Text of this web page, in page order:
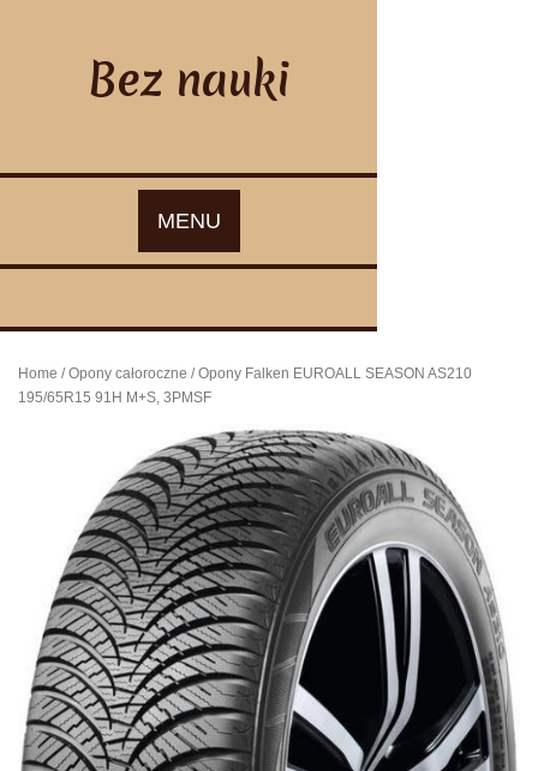
Bez nauki
MENU
Home /Opony całoroczne / Opony Falken EUROALL SEASON AS210
195/65R15 91H M+S, 3PMSF